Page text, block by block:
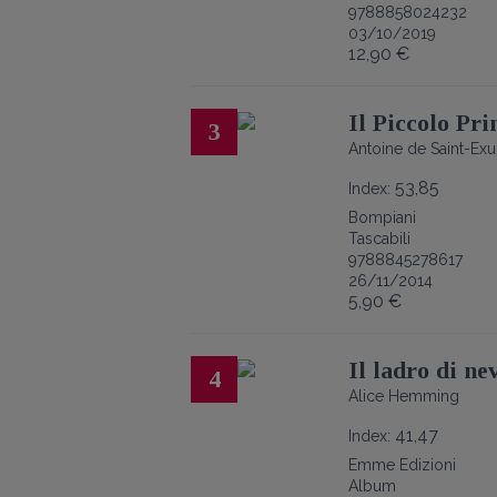
9788858024232
03/10/2019
12,90 €
3 Il Piccolo
Antoine de Saint-
Index: 53,85
Bompiani
Tascabili
9788845278617
26/11/2014
5,90 €
4 Il ladro di
Alice Hemming
Index: 41,47
Emme Edizioni
Album